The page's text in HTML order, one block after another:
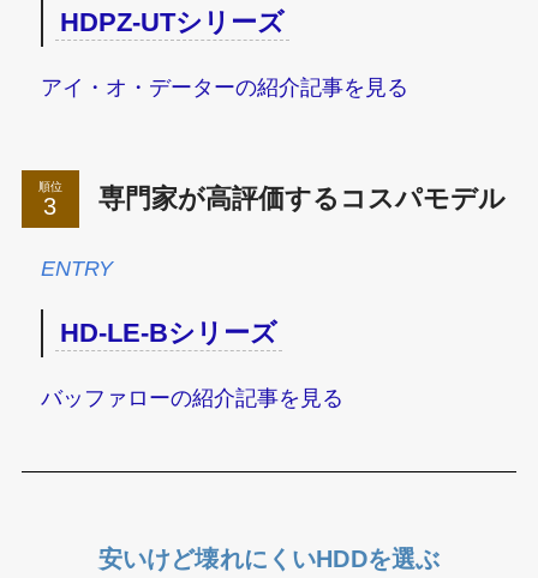
HDPZ-UTシリーズ
アイ・オ・データーの紹介記事を見る
順位 専門家が高評価するコスパモデル
ENTRY
HD-LE-Bシリーズ
バッファローの紹介記事を見る
安いけど壊れにくいHDDを選ぶ